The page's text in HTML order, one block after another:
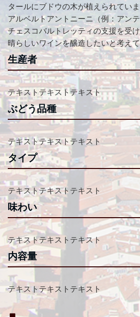
タールにブドウの木が植えられてい
アルベルトアントニーニ（例：アン
チェスコバルトレッティの支援を受
晴らしいワインを醸造したいと考え
生産者
テキストテキストテキスト
ぶどう品種
テキストテキストテキスト
タイプ
テキストテキストテキスト
味わい
テキストテキストテキスト
内容量
テキストテキストテキスト